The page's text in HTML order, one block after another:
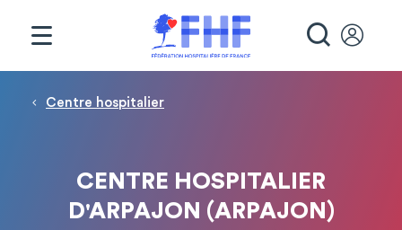
Fil d'Ariane
Centre hospitalier
CENTRE HOSPITALIER
D'ARPAJON (ARPAJON)
Panneau de gestion des cookies